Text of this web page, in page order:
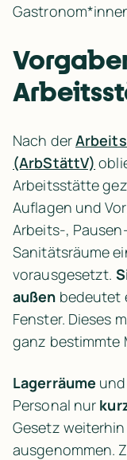
Nach der
(ArbStättV)
Arbeitsstätte
Auflagen und
Arbeits-,
Sanitätsräume
vorausgesetzt.
außen bedeutet
Fenster. Dieses
ganz bestimmte
Lagerräume und
Personal nur
Gesetz
ausgenommen.